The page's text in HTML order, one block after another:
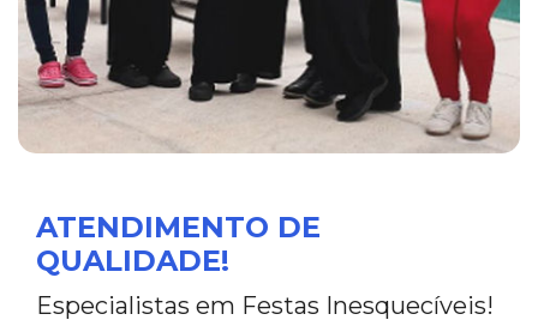
ATENDIMENTO DE
QUALIDADE!
Especialistas em Festas Inesquecíveis!